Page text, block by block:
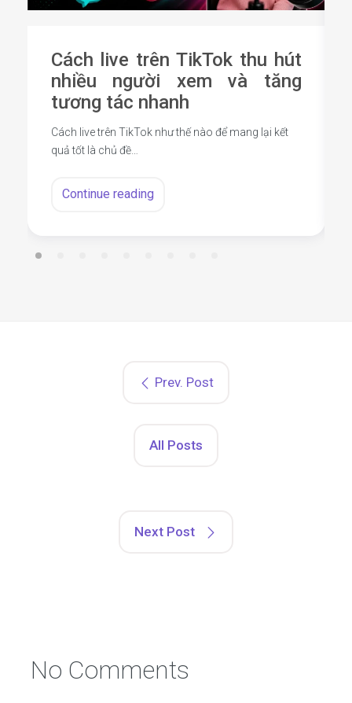
Cách live trên TikTok thu hút
nhiều người xem và tăng
tương tác nhanh
Cách live trên TikTok như thế nào để mang lại kết
quả tốt là chủ đề…
Continue reading
Prev. Post
All Posts
Next Post
No Comments